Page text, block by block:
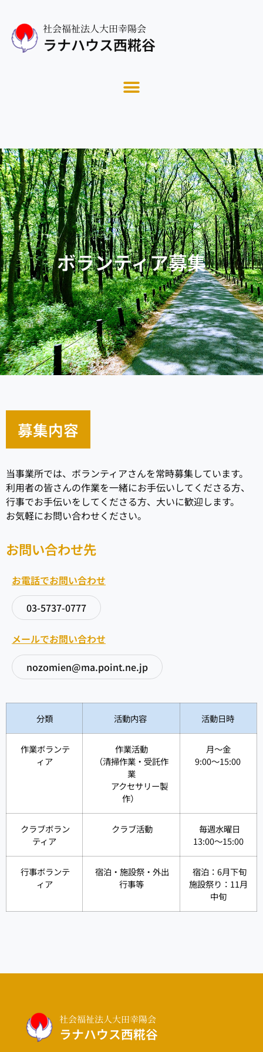
社会福祉法人大田幸陽会
ラナハウス西糀谷
ボランティア募集
募集内容
当事業所では、ボランティアさんを常時募集しています。
利用者の皆さんの作業を一緒にお手伝いしてくださる方、
行事でお手伝いをしてくださる方、大いに歓迎します。
お気軽にお問い合わせください。
お問い合わせ先
お電話でお問い合わせ
03-5737-0777
メールでお問い合わせ
nozomien@ma.point.ne.jp
分類 活動内容 活動日時
作業ボランテ
ィア
作業活動
（清掃作業・受託作
業
アクセサリー製
作）
月～金
9:00～15:00
クラブボラン
ティア
クラブ活動
毎週水曜日
13:00～15:00
行事ボランテ
ィア
宿泊・施設祭・外出
行事等
宿泊：6月下旬
施設祭り：11月
中旬
社会福祉法人大田幸陽会
ラナハウス西糀谷